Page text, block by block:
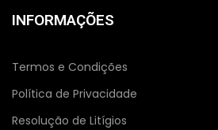
INFORMAÇÕES
Termos e Condições
Política de Privacidade
Resolução de Litígios